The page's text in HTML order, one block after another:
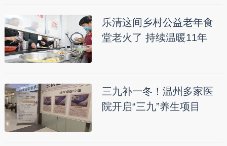
乐清这间乡村公益老年食
堂老火了 持续温暖11年
三九补一冬！温州多家医
院开启“三九”养生项目